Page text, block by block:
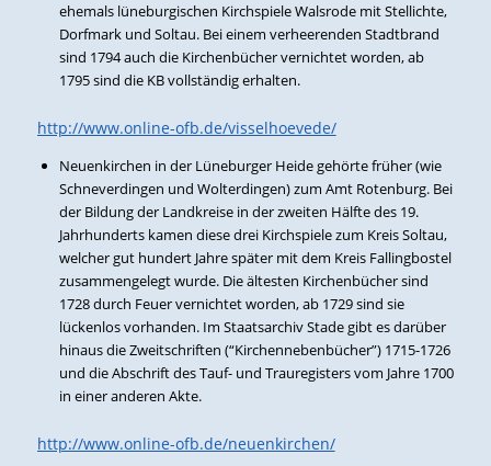
ehemals lüneburgischen Kirchspiele Walsrode mit Stellichte,
Dorfmark und Soltau. Bei einem verheerenden Stadtbrand
sind 1794 auch die Kirchenbücher vernichtet worden, ab
1795 sind die KB vollständig erhalten.
http://www.online-ofb.de/visselhoevede/
Neuenkirchen in der Lüneburger Heide gehörte früher (wie
Schneverdingen und Wolterdingen) zum Amt Rotenburg. Bei
der Bildung der Landkreise in der zweiten Hälfte des 19.
Jahrhunderts kamen diese drei Kirchspiele zum Kreis Soltau,
welcher gut hundert Jahre später mit dem Kreis Fallingbostel
zusammengelegt wurde. Die ältesten Kirchenbücher sind
1728 durch Feuer vernichtet worden, ab 1729 sind sie
lückenlos vorhanden. Im Staatsarchiv Stade gibt es darüber
hinaus die Zweitschriften (“Kirchennebenbücher”) 1715-1726
und die Abschrift des Tauf- und Trauregisters vom Jahre 1700
in einer anderen Akte.
http://www.online-ofb.de/neuenkirchen/